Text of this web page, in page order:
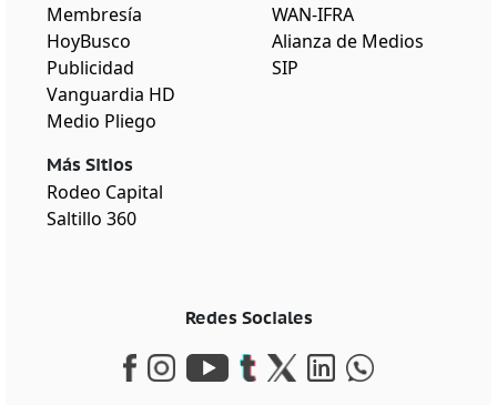
Membresía
HoyBusco
Publicidad
Vanguardia HD
Medio Pliego
Más Sitios
Rodeo Capital
Saltillo 360
WAN-IFRA
Alianza de Medios
SIP
Redes Sociales